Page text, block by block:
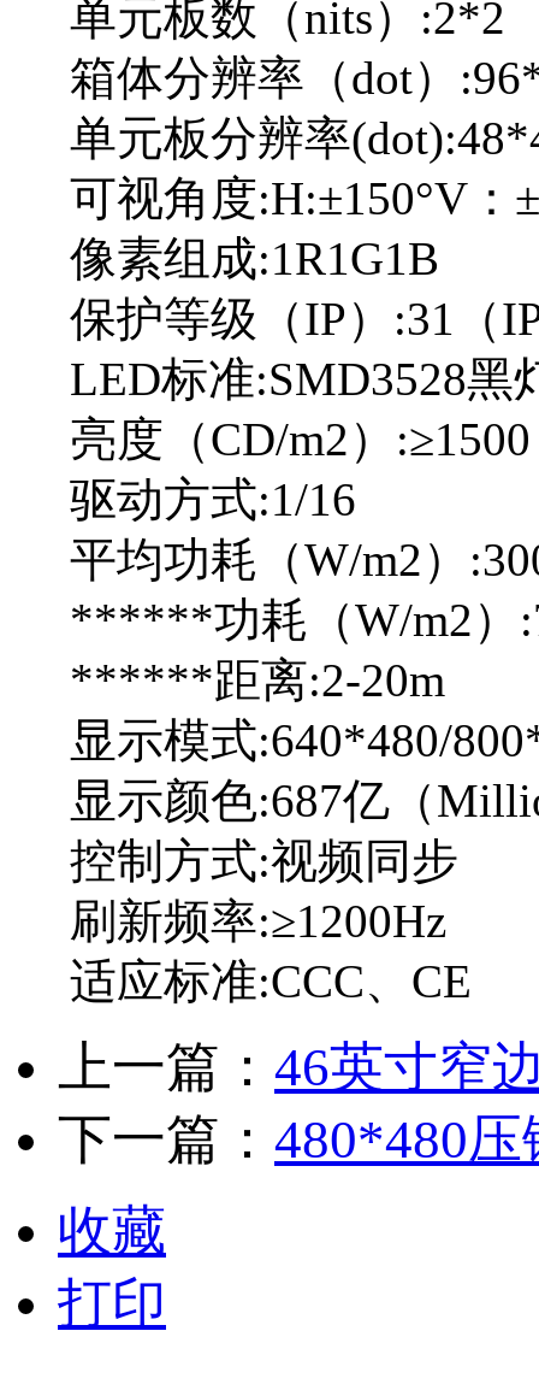
单元板数（nits）:2*2
箱体分辨率（dot）
单元板分辨率
可视角度:H:±150°V：
像素组成:1R1G1B
保护等级（IP）:31（
LED标准:SMD3528黑
亮度（CD/m2）:≥1500
驱动方式:1/16
平均功耗（W/m2）
******功耗（W/m2）
******距离:2-20m
显示模式:640*480/
显示颜色:687亿（
控制方式:视频同步
刷新频率:≥1200Hz
适应标准:CCC、CE
上一篇： 46英寸窄
下一篇： 480*480压
收藏
打印